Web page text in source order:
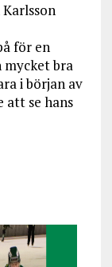
för en
mycket bra
i början av
att se hans